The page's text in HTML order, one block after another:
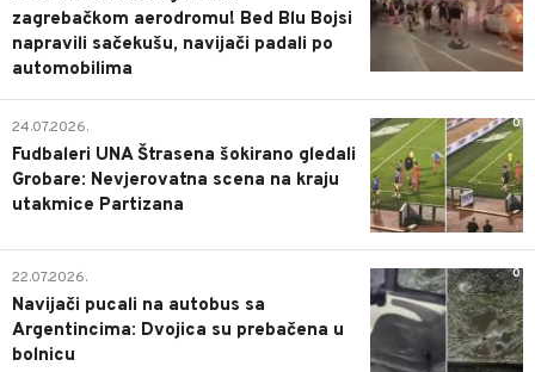
zagrebačkom aerodromu! Bed Blu Bojsi
napravili sačekušu, navijači padali po
automobilima
0
24.07.2026.
Fudbaleri UNA Štrasena šokirano gledali
Grobare: Nevjerovatna scena na kraju
utakmice Partizana
0
22.07.2026.
Navijači pucali na autobus sa
Argentincima: Dvojica su prebačena u
bolnicu